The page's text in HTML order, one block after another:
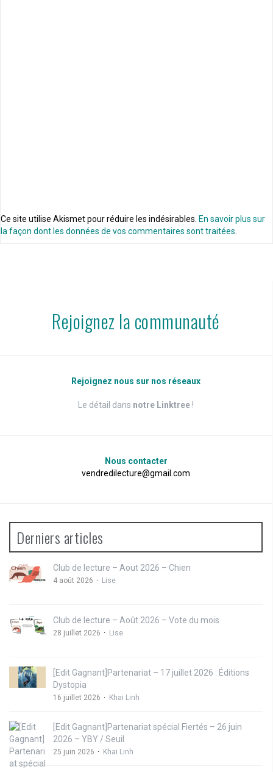
Ce site utilise Akismet pour réduire les indésirables. En savoir plus sur
la façon dont les données de vos commentaires sont traitées
Rejoignez la communauté
Rejoignez nous sur nos réseaux
Le détail dans notre Linktree !
Nous contacter
vendredilecture@gmail.com
Derniers articles
Club de lecture – Aout 2026 – Chien
4 août 2026 Lise
Club de lecture – Août 2026 – Vote du mois
28 juillet 2026 Lise
[Edit Gagnant]Partenariat – 17 juillet 2026 : Éditions
Dystopia
16 juillet 2026 Khai Linh
[Edit Gagnant]Partenariat spécial Fiertés – 26 juin
2026 – YBY / Seuil
25 juin 2026 Khai Linh